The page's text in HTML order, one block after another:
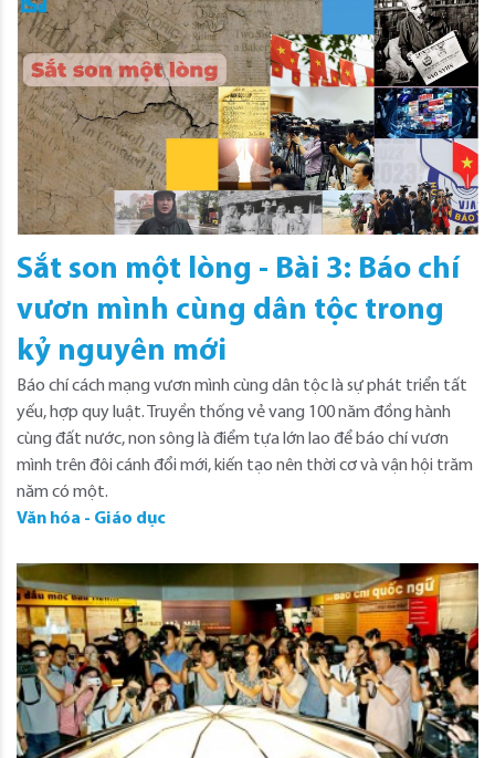
Sắt son một lòng - Bài 3: Báo chí
vươn mình cùng dân tộc trong
kỷ nguyên mới
Báo chí cách mạng vươn mình cùng dân tộc là sự phát triển tất
yếu, hợp quy luật. Truyền thống vẻ vang 100 năm đồng hành
cùng đất nước, non sông là điểm tựa lớn lao để báo chí vươn
mình trên đôi cánh đổi mới, kiến tạo nên thời cơ và vận hội trăm
năm có một.
Văn hóa - Giáo dục